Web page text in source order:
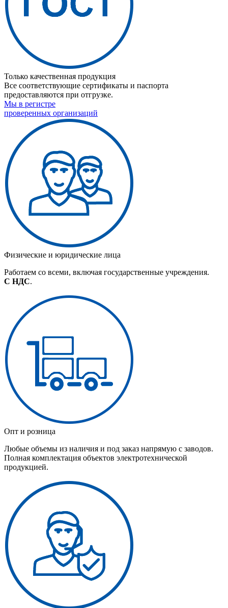
Только качественная продукция
Все соответствующие сертификаты и паспорта
предоставляются при отгрузке.
Мы в регистре
проверенных организаций
Физические и юридические лица
Работаем со всеми, включая государственные учреждения.
С НДС.
Опт и розница
Любые объемы из наличия и под заказ напрямую с заводов.
Полная комплектация объектов электротехнической
продукцией.